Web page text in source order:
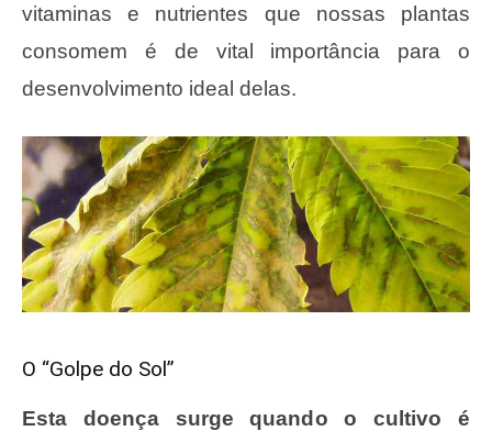
vitaminas e nutrientes que nossas plantas
consomem é de vital importância para o
desenvolvimento ideal delas.
O “Golpe do Sol”
Esta doença surge quando o cultivo é